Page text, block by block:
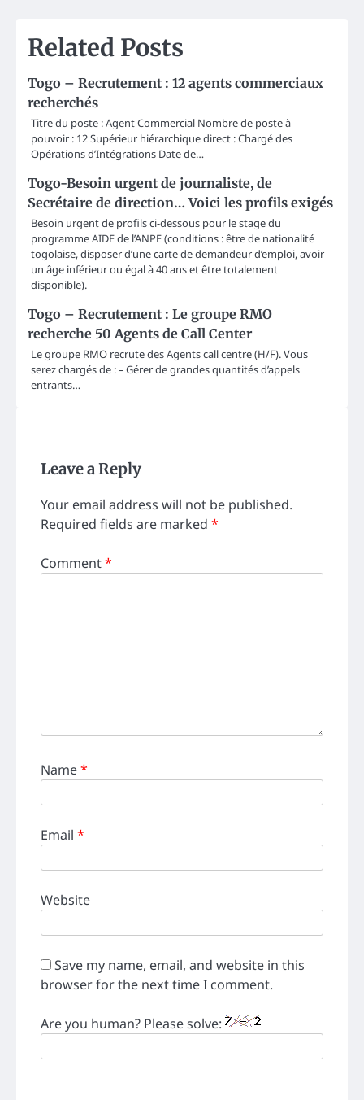
Related Posts
Togo – Recrutement : 12 agents commerciaux
recherchés
Titre du poste : Agent Commercial Nombre de poste à
pouvoir : 12 Supérieur hiérarchique direct : Chargé des
Opérations d’Intégrations Date de…
Togo-Besoin urgent de journaliste, de
Secrétaire de direction… Voici les profils exigés
Besoin urgent de profils ci-dessous pour le stage du
programme AIDE de l’ANPE (conditions : être de nationalité
togolaise, disposer d’une carte de demandeur d’emploi, avoir
un âge inférieur ou égal à 40 ans et être totalement
disponible).
Togo – Recrutement : Le groupe RMO
recherche 50 Agents de Call Center
Le groupe RMO recrute des Agents call centre (H/F). Vous
serez chargés de : – Gérer de grandes quantités d’appels
entrants…
Leave a Reply
Your email address will not be published.
Required fields are marked *
Comment*
Name*
Email *
Website
Save my name, email, and website in this
browser for the next time I comment.
Are you human? Please solve: